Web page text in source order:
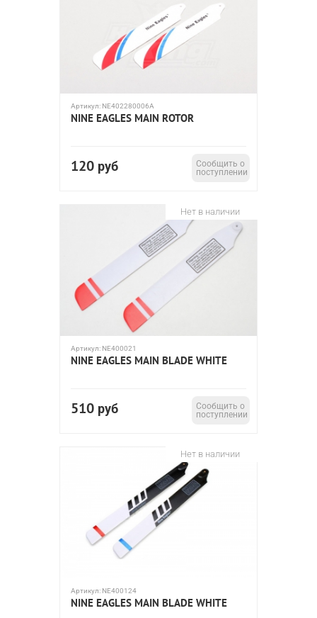
Артикул: NE402280006A
NINE EAGLES MAIN ROTOR
120 руб
Сообщить о
поступлении
Нет в наличии
Артикул: NE400021
NINE EAGLES MAIN BLADE WHITE
510 руб
Сообщить о
поступлении
Нет в наличии
Артикул: NE400124
NINE EAGLES MAIN BLADE WHITE